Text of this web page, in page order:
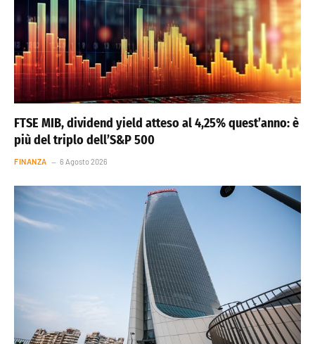
FTSE MIB, dividend yield atteso al 4,25% quest’anno: è
più del triplo dell’S&P 500
FINANZA 6 Agosto 2026